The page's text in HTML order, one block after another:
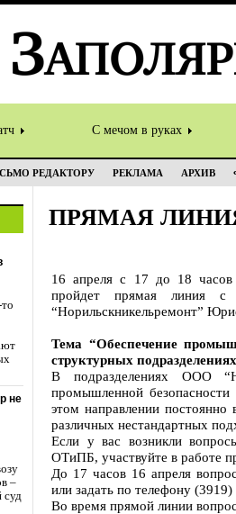
С мечом в руках
РЕДАКТОРУ РЕКЛАМА АРХИВ
не
–
суд
ПРЯМАЯ
16 апреля с 17 до 18 часов
пройдет прямая линия
“Норильскникельремонт”
Тема “Обеспечение
структурных
В подразделениях ООО
промышленной
этом направлении постоянно
различных нестандартных
Если у вас возникли
ОТиПБ, участвуйте в работе
До 17 часов 16 апреля
или задать по телефону
Во время прямой линии